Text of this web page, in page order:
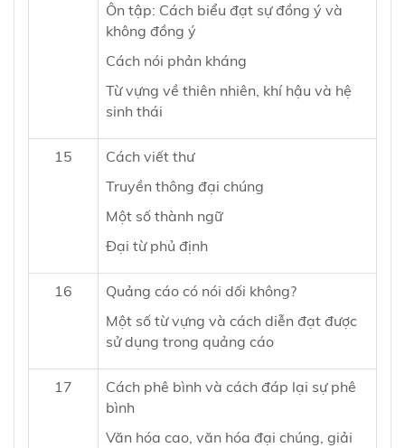
Ôn tập: Cách biểu đạt sự đồng ý và
không đồng ý
Cách nói phản kháng
Từ vựng về thiên nhiên, khí hậu và hệ
sinh thái
15
Cách viết thư
Truyền thông đại chúng
Một số thành ngữ
Đại từ phủ định
16
Quảng cáo có nói dối không?
Một số từ vựng và cách diễn đạt được
sử dụng trong quảng cáo
17
Cách phê bình và cách đáp lại sự phê
bình
Văn hóa cao, văn hóa đại chúng, giải